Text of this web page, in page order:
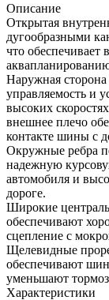
Описание
Открытая
дугообразными
что
Наружная сторона
управляемость и
высоких
внешнее плечо
контакте шины с
Окружные ребра
надежную
автомобиля и
дороге.
Широкие
обеспечивают
сцепление с
Щелевидные
обеспечивают
уменьшают
Характеристики